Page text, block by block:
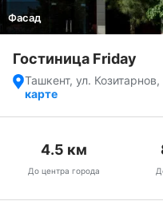
Фасад
Гостиница Friday
Ташкент, ул.
карте
4.5 км
До центра города